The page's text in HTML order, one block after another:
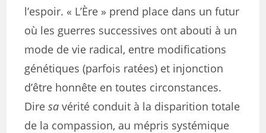
l’espoir. « L’Ère » prend place dans un futur
où les guerres successives ont abouti à un
mode de vie radical, entre modifications
génétiques (parfois ratées) et injonction
d’être honnête en toutes circonstances.
Diresa vérité conduit à la disparition totale
de la compassion, au mépris systémique